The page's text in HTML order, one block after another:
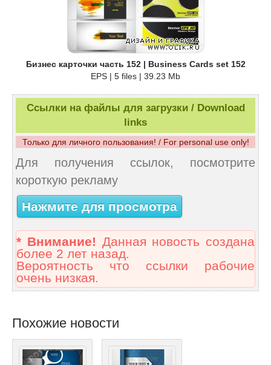
Бизнес карточки часть 152 | Business Cards set 152
EPS | 5 files | 39.23 Mb
Ссылки на файлы для загрузки / Download
links
Только для личного пользования! / For personal use only!
Для получения ссылок, посмотрите
короткую рекламу
Нажмите для просмотра
* Внимание! Данная новость создана
более 2 лет назад.
Вероятность что ссылки рабочие
очень низкая.
Похожие новости